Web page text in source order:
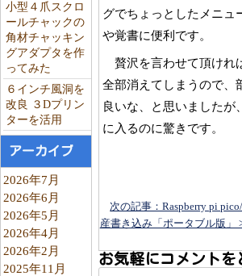
小型４爪スクロ
ールチャックの
角材チャッキン
グアダプタを作
ってみた
６インチ風洞を
改良 ３Dプリン
ターを活用
アーカイブ
2026年7月
2026年6月
2026年5月
2026年4月
2026年2月
2025年11月
グでちょっとしたメニュ
や覚書に便利です。
贅沢を言わせて頂けれ
全部消えてしまうので、
良いな、と思いましたが
に入るのに驚きです。
次の記事：Raspberry pi
産書き込み「ポータブル版」
お気軽にコメントを